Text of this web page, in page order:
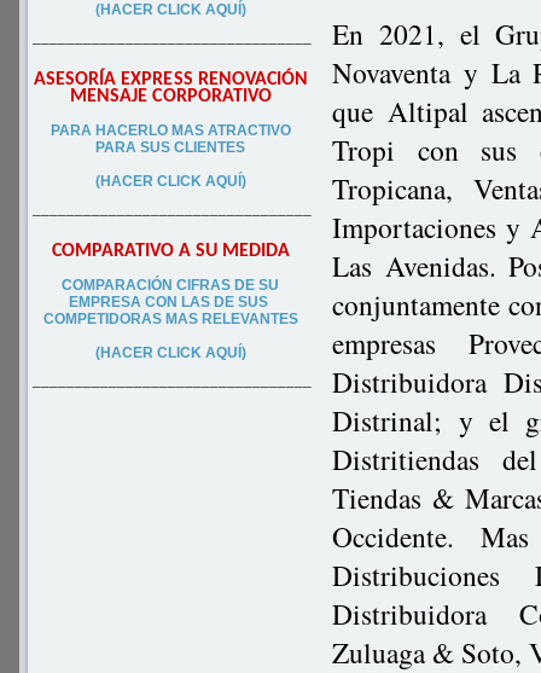
(HACER CLICK AQUÍ)
–––––––––––––––––––––––––––––––––
ASESORÍA EXPRESS RENOVACIÓN
MENSAJE CORPORATIVO
PARA HACERLO MAS ATRACTIVO
PARA SUS CLIENTES
(HACER CLICK AQUÍ)
–––––––––––––––––––––––––––––––––
COMPARATIVO A SU MEDIDA
COMPARACIÓN CIFRAS DE SU
EMPRESA CON LAS DE SUS
COMPETIDORAS MAS RELEVANTES
(HACER CLICK AQUÍ)
–––––––––––––––––––––––––––––––––
En 2021, el
Novaventa y La
que Altipal
Tropi con sus
Tropicana,
Importaciones y
Las Avenidas.
conjuntamente
empresas
Distribuidora
Distrinal; y el
Distritiendas
Tiendas &
Occidente.
Distribuciones
Distribuidora
Zuluaga & Soto,